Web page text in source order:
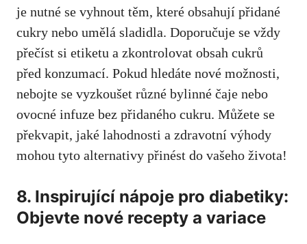
je nutné ⁤se​ vyhnout těm, které obsahují⁤ přidané⁣
cukry ⁢nebo umělá sladidla. Doporučuje se⁢ vždy
přečíst‍ si ⁢etiketu a‌ zkontrolovat‍ obsah cukrů
před⁣ konzumací. Pokud hledáte nové možnosti,
nebojte se vyzkoušet‍ různé bylinné čaje nebo​
ovocné infuze⁣ bez‌ přidaného cukru. Můžete se
překvapit, jaké lahodnosti a zdravotní výhody
mohou tyto alternativy⁤ přinést do ‌vašeho života!
8. Inspirující nápoje ⁢pro diabetiky:
Objevte nové recepty⁣ a variace